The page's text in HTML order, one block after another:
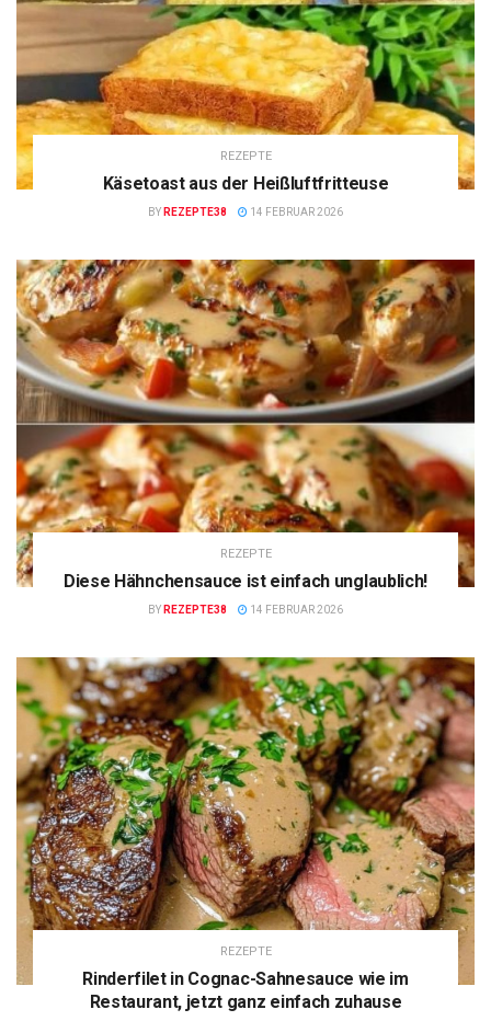
REZEPTE
Käsetoast aus der Heißluftfritteuse
BY REZEPTE38 14 FEBRUAR 2026
REZEPTE
Diese Hähnchensauce ist einfach unglaublich!
BY REZEPTE38 14 FEBRUAR 2026
REZEPTE
Rinderfilet in Cognac-Sahnesauce wie im
Restaurant, jetzt ganz einfach zuhause